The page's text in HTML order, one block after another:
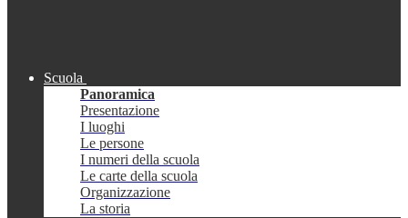
Scuola
Panoramica
Presentazione
I luoghi
Le persone
I numeri della scuola
Le carte della scuola
Organizzazione
La storia